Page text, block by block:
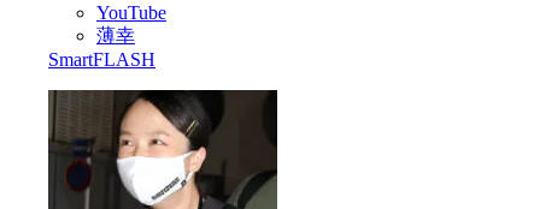
YouTube
薄幸
SmartFLASH